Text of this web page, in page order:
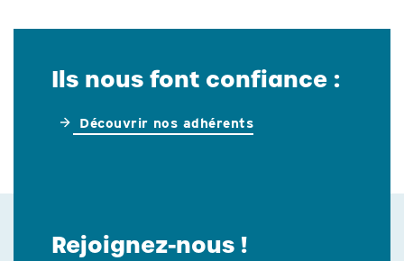
Ils nous font confiance :
Découvrir nos adhérents
Rejoignez-nous !